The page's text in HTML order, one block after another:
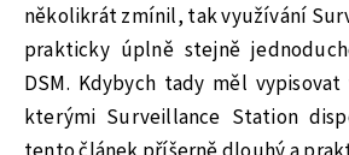
několikrát zmínil, tak využívání
prakticky úplně stejně
DSM. Kdybych tady měl
kterými Surveillance Station